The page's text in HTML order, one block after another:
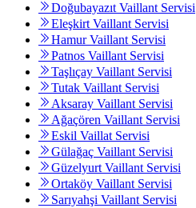
Doğubayazıt Vaillant Servisi
Eleşkirt Vaillant Servisi
Hamur Vaillant Servisi
Patnos Vaillant Servisi
Taşlıçay Vaillant Servisi
Tutak Vaillant Servisi
Aksaray Vaillant Servisi
Ağaçören Vaillant Servisi
Eskil Vaillat Servisi
Gülağaç Vaillant Servisi
Güzelyurt Vaillant Servisi
Ortaköy Vaillant Servisi
Sarıyahşi Vaillant Servisi